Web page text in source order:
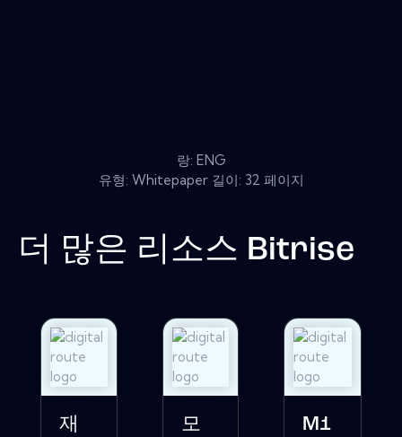
랑: ENG
유형: Whitepaper 길이: 32 페이지
더 많은 리소스 Bitrise
재
모
M1